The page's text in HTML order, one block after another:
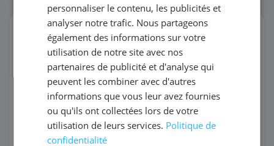
ORIGINAL
RÉFÉRENCE DU PRODUIT
FRÉQUENCE
QUANTITÉ PAR LIVRAISON
DATE DE PREMIÈRE LIVRAISON SOUHAITÉE
personnaliser le contenu, les publicités et
analyser notre trafic. Nous partageons
également des informations sur votre
utilisation de notre site avec nos
partenaires de publicité et d'analyse qui
peuvent les combiner avec d'autres
informations que vous leur avez fournies
ou qu'ils ont collectées lors de votre
utilisation de leurs services. Politique de
confidentialité